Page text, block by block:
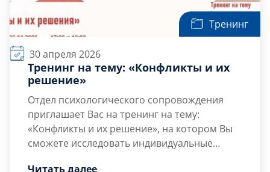
Тренинг
30 апреля 2026
Тренинг на тему: «Конфликты и их
решение»
Отдел психологического сопровождения
приглашает Вас на тренинг на тему:
«Конфликты и их решение», на котором Вы
сможете исследовать индивидуальные
Читать далее